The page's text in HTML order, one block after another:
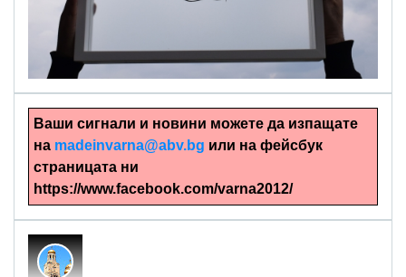
Ръчно изрязани картини
Ваши сигнали и новини можете да изпащате
на madeinvarna@abv.bg или на фейсбук
страницата ни
https://www.facebook.com/varna2012/